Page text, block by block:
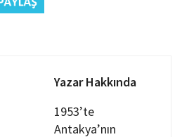
Yazar Hakkında
1953’te
Antakya’nın